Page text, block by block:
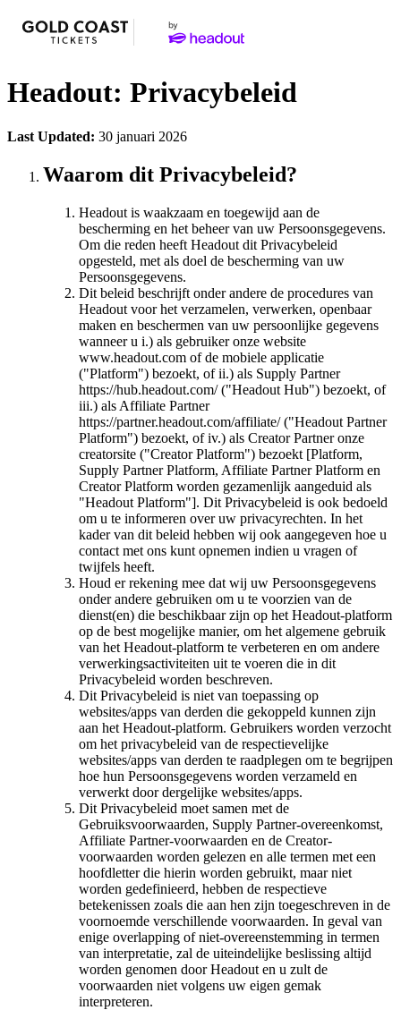
Headout: Privacybeleid
Last Updated: 30 januari 2026
Waarom dit Privacybeleid?
Headout is waakzaam en toegewijd aan de
bescherming en het beheer van uw Persoonsgegevens.
Om die reden heeft Headout dit Privacybeleid
opgesteld, met als doel de bescherming van uw
Persoonsgegevens.
Dit beleid beschrijft onder andere de procedures van
Headout voor het verzamelen, verwerken, openbaar
maken en beschermen van uw persoonlijke gegevens
wanneer u i.) als gebruiker onze website
www.headout.com of de mobiele applicatie
("Platform") bezoekt, of ii.) als Supply Partner
https://hub.headout.com/ ("Headout Hub") bezoekt, of
iii.) als Affiliate Partner
https://partner.headout.com/affiliate/ ("Headout Partner
Platform") bezoekt, of iv.) als Creator Partner onze
creatorsite ("Creator Platform") bezoekt [Platform,
Supply Partner Platform, Affiliate Partner Platform en
Creator Platform worden gezamenlijk aangeduid als
"Headout Platform"]. Dit Privacybeleid is ook bedoeld
om u te informeren over uw privacyrechten. In het
kader van dit beleid hebben wij ook aangegeven hoe u
contact met ons kunt opnemen indien u vragen of
twijfels heeft.
Houd er rekening mee dat wij uw Persoonsgegevens
onder andere gebruiken om u te voorzien van de
dienst(en) die beschikbaar zijn op het Headout-platform
op de best mogelijke manier, om het algemene gebruik
van het Headout-platform te verbeteren en om andere
verwerkingsactiviteiten uit te voeren die in dit
Privacybeleid worden beschreven.
Dit Privacybeleid is niet van toepassing op
websites/apps van derden die gekoppeld kunnen zijn
aan het Headout-platform. Gebruikers worden verzocht
om het privacybeleid van de respectievelijke
websites/apps van derden te raadplegen om te begrijpen
hoe hun Persoonsgegevens worden verzameld en
verwerkt door dergelijke websites/apps.
Dit Privacybeleid moet samen met de
Gebruiksvoorwaarden, Supply Partner-overeenkomst,
Affiliate Partner-voorwaarden en de Creator-
voorwaarden worden gelezen en alle termen met een
hoofdletter die hierin worden gebruikt, maar niet
worden gedefinieerd, hebben de respectieve
betekenissen zoals die aan hen zijn toegeschreven in de
voornoemde verschillende voorwaarden. In geval van
enige overlapping of niet-overeenstemming in termen
van interpretatie, zal de uiteindelijke beslissing altijd
worden genomen door Headout en u zult de
voorwaarden niet volgens uw eigen gemak
interpreteren.